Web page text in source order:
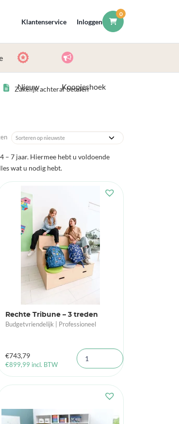
Klantenservice Inloggen
0
Nieuw Koopjeshoek
Zakelijk achteraf betalen
– 7 jaar. Hiermee hebt u voldoende
wat u nodig hebt.
Rechte Tribune – 3 treden
Budgetvriendelijk | Professioneel
€743,79
€899,99 incl. BTW